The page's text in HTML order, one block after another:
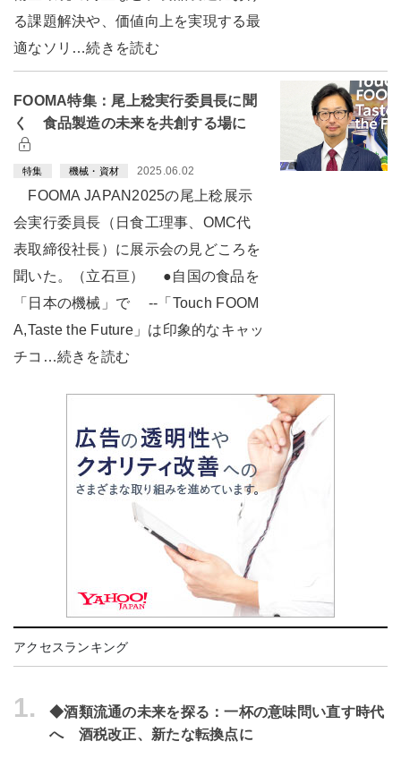
る課題解決や、価値向上を実現する最
適なソリ…続きを読む
FOOMA特集：尾上稔実行委員長に聞
く 食品製造の未来を共創する場に
特集 機械・資材 2025.06.02
FOOMA JAPAN2025の尾上稔展示
会実行委員長（日食工理事、OMC代
表取締役社長）に展示会の見どころを
聞いた。（立石亘） ●自国の食品を
「日本の機械」で --「Touch FOOM
A,Taste the Future」は印象的なキャッ
チコ…続きを読む
アクセスランキング
1.
◆酒類流通の未来を探る：一杯の意味問い直す時代
へ 酒税改正、新たな転換点に